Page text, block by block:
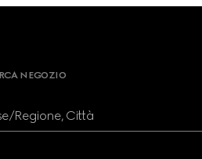
NEGOZIO
Regione, Città